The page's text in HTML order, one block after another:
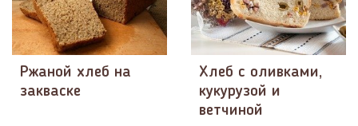
Ржаной хлеб на
закваске
Хлеб с оливками,
кукурузой и
ветчиной